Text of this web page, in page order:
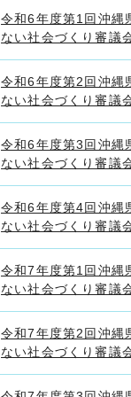
令和6年度第1回沖縄
ない社会づくり審議
令和6年度第2回沖縄
ない社会づくり審議
令和6年度第3回沖縄
ない社会づくり審議
令和6年度第4回沖縄
ない社会づくり審議
令和7年度第1回沖縄
ない社会づくり審議
令和7年度第2回沖縄
ない社会づくり審議